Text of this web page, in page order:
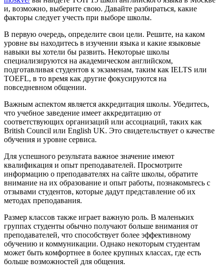
и, возможно, выберите свою. Давайте разбираться, какие
факторы следует учесть при выборе школы.
В первую очередь, определите свои цели. Решите, на каком
уровне вы находитесь в изучении языка и какие языковые
навыки вы хотели бы развить. Некоторые школы
специализируются на академическом английском,
подготавливая студентов к экзаменам, таким как IELTS или
TOEFL, в то время как другие фокусируются на
повседневном общении.
Важным аспектом является аккредитация школы. Убедитесь,
что учебное заведение имеет аккредитацию от
соответствующих организаций или ассоциаций, таких как
British Council или English UK. Это свидетельствует о качестве
обучения и уровне сервиса.
Для успешного результата важное значение имеют
квалификация и опыт преподавателей. Просмотрите
информацию о преподавателях на сайте школы, обратите
внимание на их образование и опыт работы, познакомьтесь с
отзывами студентов, которые дадут представление об их
методах преподавания.
Размер классов также играет важную роль. В маленьких
группах студенты обычно получают больше внимания от
преподавателей, что способствует более эффективному
обучению и коммуникации. Однако некоторым студентам
может быть комфортнее в более крупных классах, где есть
больше возможностей для общения.